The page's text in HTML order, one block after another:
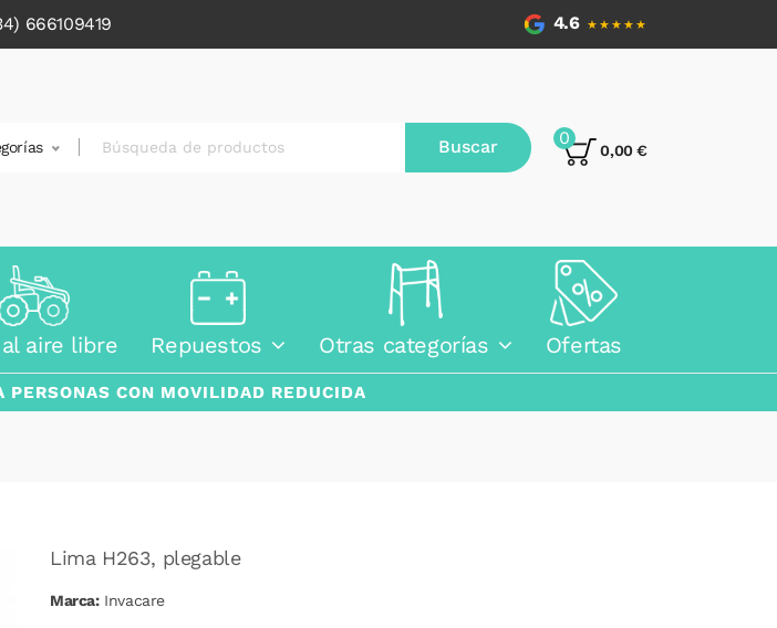
666109419 4.6 ★★★★★
Buscar 0,00 €
0
aire libre Repuestos Otras categorías Ofertas
PERSONAS CON MOVILIDAD REDUCIDA
Lima H263, plegable
Marca: Invacare